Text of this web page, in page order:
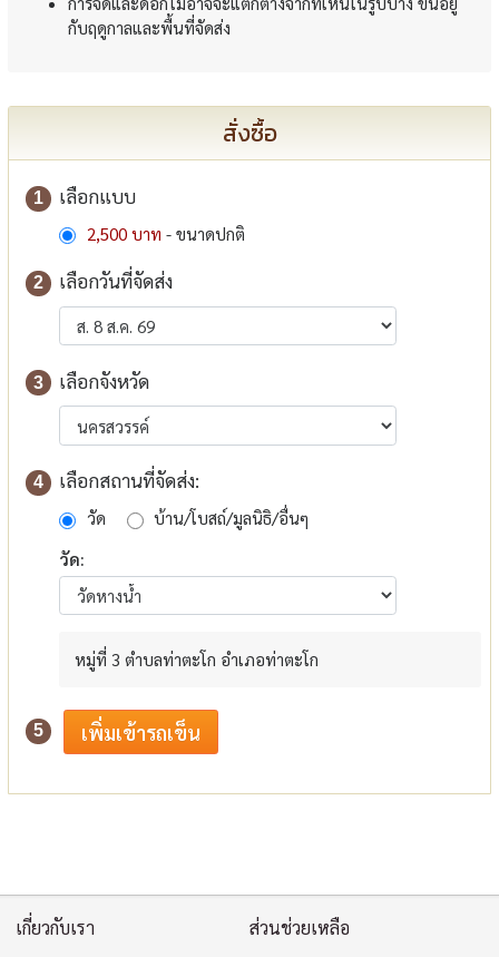
กับฤดูกาลและพื้นที่จัดส่ง
สั่งซื้อ
1 เลือกแบบ
2,500 บาท - ขนาดปกติ
2 เลือกวันที่จัดส่ง
3 เลือกจังหวัด
4 เลือกสถานที่จัดส่ง:
วัด
บ้าน/โบสถ์/มูลนิธิ/อื่นๆ
วัด:
หมู่ที่ 3 ตำบลท่าตะโก อำเภอท่าตะโก
5
เกี่ยวกับเรา ส่วนช่วยเหลือ